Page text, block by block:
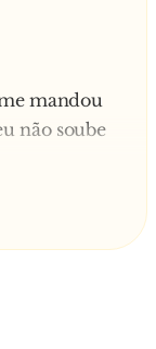
mandou
não soube
pode ser